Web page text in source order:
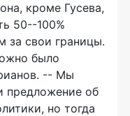
кроме Гусева,
50--100%
за свои границы.
было
-- Мы
предложение об
но тогда